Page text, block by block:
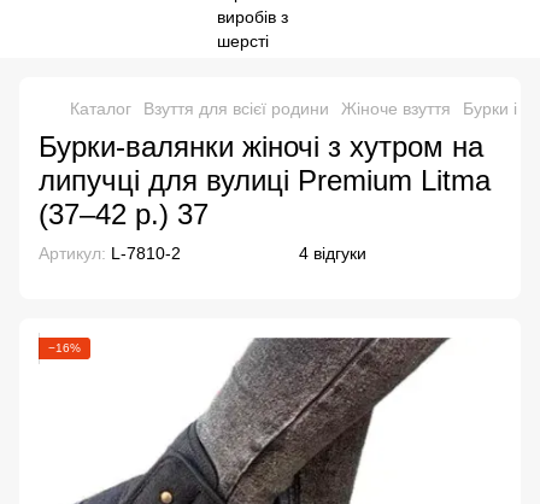
Каталог Взуття для всієї родини Жіноче взуття Бурки і
Бурки-валянки жіночі з хутром на
липучці для вулиці Premium Litma
(37–42 р.) 37
Артикул: L-7810-2 4 відгуки
−16%